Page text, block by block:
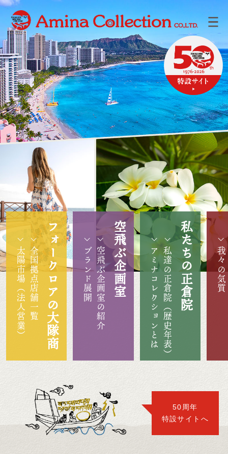
フォークロアの大隊商
全国拠点店舗一覧
太陽市場（法人営業） 空飛ぶ企画室
空飛ぶ企画室の紹介
ブランド展開 私たちの正倉院
私達の正倉院（歴史年表）
アミナコレクションとは 我々の気質
50周年
特設サイトへ